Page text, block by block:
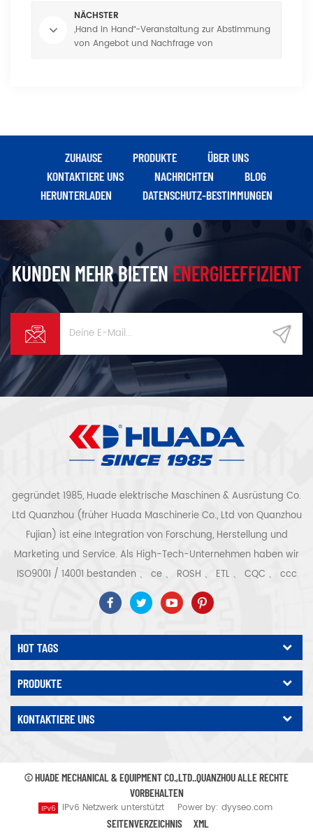
NÄCHSTER
„Hand in Hand“-Veranstaltung zur Abstimmung
von Angebot und Nachfrage von
ZUHAUSE PRODUKTE
ÜBER UNS
KONTAKTIERE UNS
NACHRICHTEN
BLOG
HERUNTERLADEN
DATENSCHUTZ-BESTIMMUNGEN
KUNDEN MEHR BIETENENERGIEEFFIZIENT
gegründet 1985, Huade elektrische Maschinen & Ausrüstung Co.
Ltd Quanzhou (früher Huada Maschinerie Co., Ltd von Quanzhou
Fujian) ist eine Integration von Forschung, Herstellung und
Marketing und Service. Als High-Tech-Unternehmen haben wir
ISO9001 / 14001 bestanden 、 ce 、 ROSH 、 ETL 、 CQC 、 ccc
Qualitäts- und Sicherheitszertifizierung, High-Tech-
Unternehmenszertifizierung usw. Luftkompressorsystem und -
ausrüstung umfassen Schraubentyp, Zentrifugaltyp, ölfrei,
Spiraltyp, Kolbentyp, Trockner, Filter, Abtropffläche, mit
vollständiger Luftkompressorproduktionslinie, mehr als 300
Arten von Luftkompressoren als Industrieexperte Unsere
von das wichtigste Gussteil für Druckbehälter, Elektromotoren,
Unternehmen ein eigenes Kernverfahren für Permanentmagnet-
Servomotoren entwickelt und relevante technische Patente
erhalten, um zur Entwicklung der nationalen
Energieeinsparungs- und Umweltschutztechnologie
HOT TAGS
PRODUKTE
KONTAKTIERE UNS
© HUADE MECHANICAL & EQUIPMENT CO.,LTD..QUANZHOU ALLE RECHTE
VORBEHALTEN
IPv6 Netzwerk unterstützt
Power by: dyyseo.com
SEITENVERZEICHNIS
XML